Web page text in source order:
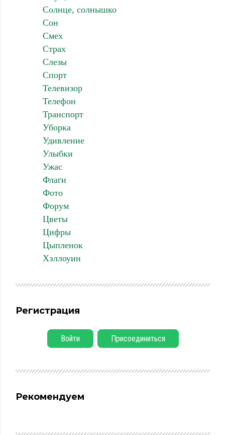
Солнце, солнышко
Сон
Смех
Страх
Слезы
Спорт
Телевизор
Телефон
Транспорт
Уборка
Удивление
Улыбки
Ужас
Флаги
Фото
Форум
Цветы
Цифры
Цыпленок
Хэллоуин
Регистрация
Войти Присоединиться
Рекомендуем